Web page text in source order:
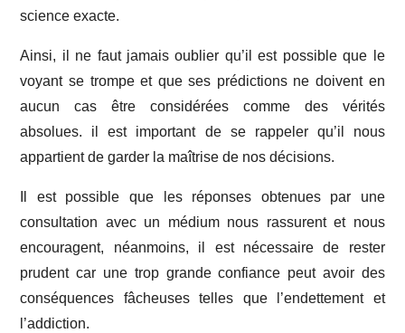
science exacte.
Ainsi, il ne faut jamais oublier qu’il est possible que le
voyant se trompe et que ses prédictions ne doivent en
aucun cas être considérées comme des vérités
absolues. il est important de se rappeler qu’il nous
appartient de garder la maîtrise de nos décisions.
Il est possible que les réponses obtenues par une
consultation avec un médium nous rassurent et nous
encouragent, néanmoins, il est nécessaire de rester
prudent car une trop grande confiance peut avoir des
conséquences fâcheuses telles que l’endettement et
l’addiction.